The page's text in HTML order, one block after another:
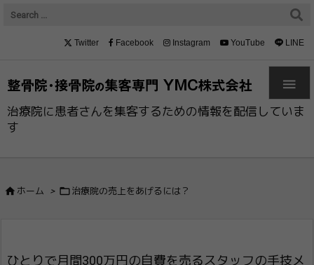
治療院に患者さんを集客するための情報を配信していま
す

Twitter Facebook Instagram YouTube LINE
 ホーム >  治療院の売上をあげるには？
ひとりで月間300万円の自費を売るスタッフの手技メ